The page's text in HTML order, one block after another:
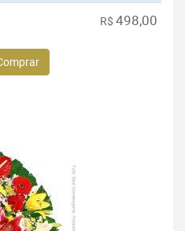
R$ 498,00